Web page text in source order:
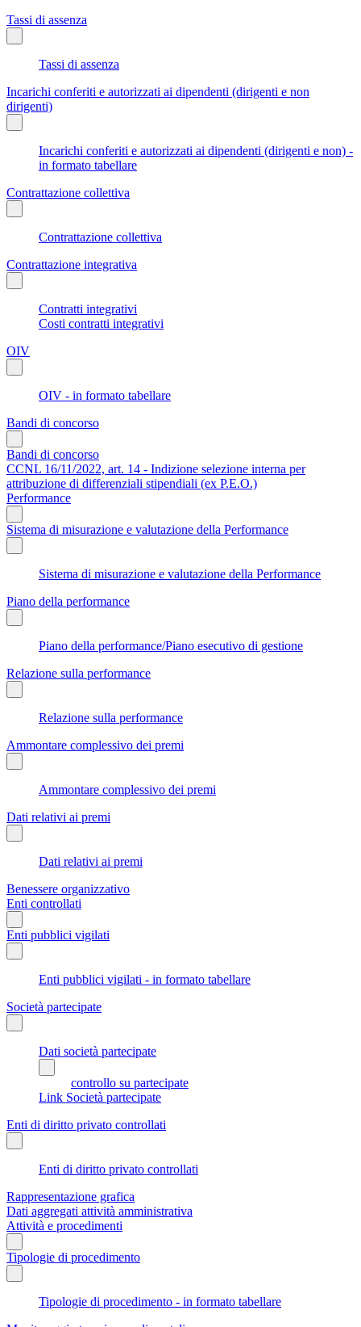
Tassi di assenza
Tassi di assenza
Incarichi conferiti e autorizzati ai dipendenti (dirigenti e non
dirigenti)
Incarichi conferiti e autorizzati ai dipendenti (dirigenti e non) -
in formato tabellare
Contrattazione collettiva
Contrattazione collettiva
Contrattazione integrativa
Contratti integrativi
Costi contratti integrativi
OIV
OIV - in formato tabellare
Bandi di concorso
Bandi di concorso
CCNL 16/11/2022, art. 14 - Indizione selezione interna per
attribuzione di differenziali stipendiali (ex P.E.O.)
Performance
Sistema di misurazione e valutazione della Performance
Sistema di misurazione e valutazione della Performance
Piano della performance
Piano della performance/Piano esecutivo di gestione
Relazione sulla performance
Relazione sulla performance
Ammontare complessivo dei premi
Ammontare complessivo dei premi
Dati relativi ai premi
Dati relativi ai premi
Benessere organizzativo
Enti controllati
Enti pubblici vigilati
Enti pubblici vigilati - in formato tabellare
Società partecipate
Dati società partecipate
controllo su partecipate
Link Società partecipate
Enti di diritto privato controllati
Enti di diritto privato controllati
Rappresentazione grafica
Dati aggregati attività amministrativa
Attività e procedimenti
Tipologie di procedimento
Tipologie di procedimento - in formato tabellare